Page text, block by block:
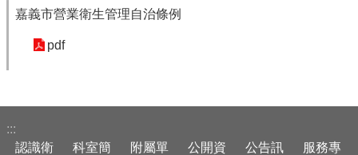
嘉義市營業衛生管理自治條例
pdf
:::
認識衛
科室簡
附屬單
公開資
公告訊
服務專